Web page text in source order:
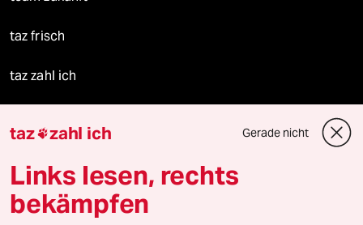
taz frisch
taz zahl ich
Veranstaltungen
taz zahl ich Gerade nicht
Links lesen, rechts
bekämpfen